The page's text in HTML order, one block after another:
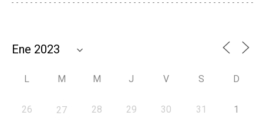
L M M J V S D
26 27 28 29 30 31 1